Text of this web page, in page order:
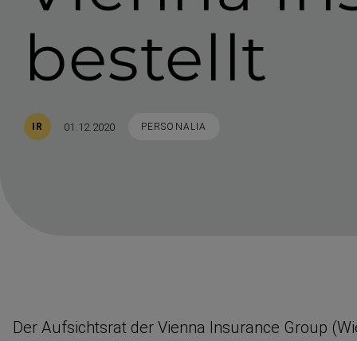
bestellt
IR Veröffentlicht
01.12.2020 STICHWORTE
PERSONALIA
Der Aufsichtsrat der Vienna Insurance Group